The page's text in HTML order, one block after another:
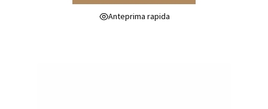
Anteprima rapida